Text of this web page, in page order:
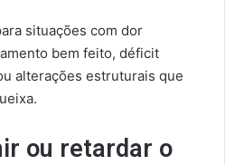
situações com dor
bem feito, déficit
alterações estruturais que
ou retardar o